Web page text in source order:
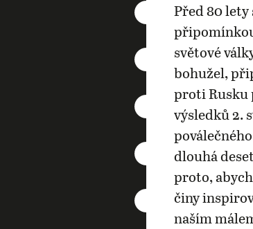
Před 80 lety
světové
bohužel,
proti Rusku
výsledků 2.
dlouhá
proto,
činy
naším